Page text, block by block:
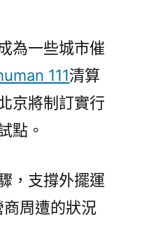
為一些城市催
111清算
京將制訂實行
點。
，支撐外擺運
周遭的狀況